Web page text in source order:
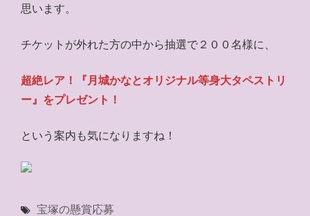
思います。
チケットが外れた方の中から抽選で２００名様に、
超絶レア！『月城かなとオリジナル等身大タペストリ
ー』をプレゼント！
という案内も気になりますね！
宝塚の懸賞応募